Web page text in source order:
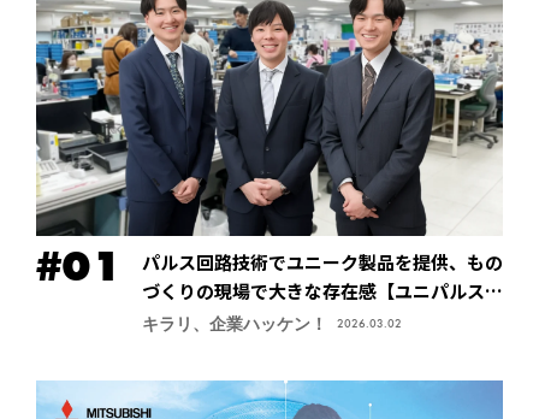
パルス回路技術でユニーク製品を提供、もの
づくりの現場で大きな存在感【ユニパルス株
式会社】
キラリ、企業ハッケン！ 2026.03.02